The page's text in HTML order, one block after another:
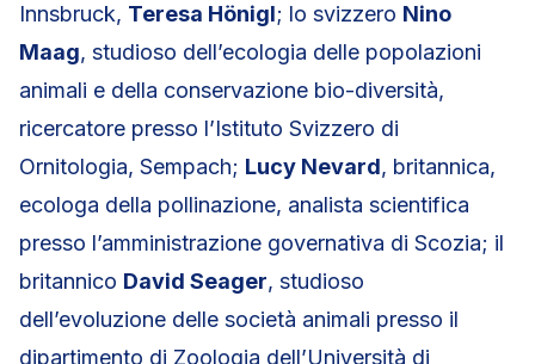
Innsbruck, Teresa Hönigl; lo svizzero Nino
Maag, studioso dell’ecologia delle popolazioni
animali e della conservazione bio-diversità,
ricercatore presso l’Istituto Svizzero di
Ornitologia, Sempach; Lucy Nevard, britannica,
ecologa della pollinazione, analista scientifica
presso l’amministrazione governativa di Scozia; il
britannico David Seager, studioso
dell’evoluzione delle società animali presso il
dipartimento di Zoologia dell’Università di